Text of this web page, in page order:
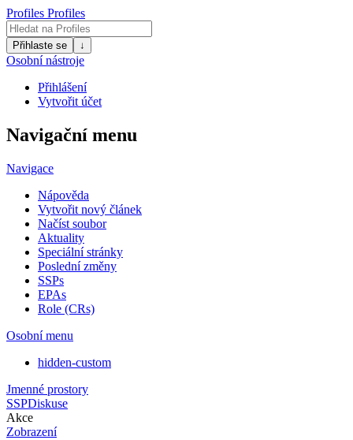
Profiles Profiles
Přihlaste se ↓
Osobní nástroje
Přihlášení
Vytvořit účet
Navigační menu
Navigace
Nápověda
Vytvořit nový článek
Načíst soubor
Aktuality
Speciální stránky
Poslední změny
SSPs
EPAs
Role (CRs)
Osobní menu
hidden-custom
Jmenné prostory
SSPDiskuse
Akce
Zobrazení